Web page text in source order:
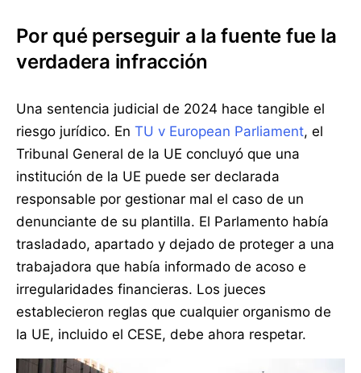
Por qué perseguir a la fuente fue la
verdadera infracción
Una sentencia judicial de 2024 hace tangible el
riesgo jurídico. En TU v European Parliament, el
Tribunal General de la UE concluyó que una
institución de la UE puede ser declarada
responsable por gestionar mal el caso de un
denunciante de su plantilla. El Parlamento había
trasladado, apartado y dejado de proteger a una
trabajadora que había informado de acoso e
irregularidades financieras. Los jueces
establecieron reglas que cualquier organismo de
la UE, incluido el CESE, debe ahora respetar.